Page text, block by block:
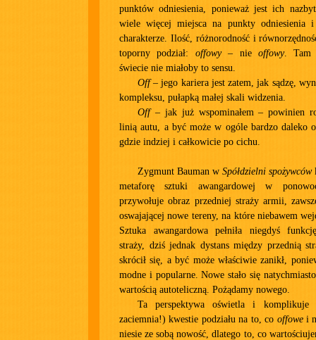
punktów odniesienia, ponieważ jest ich
wiele więcej miejsca na punkty odniesienia
charakterze. Ilość, różnorodność i
toporny podział: offowy– nie offowy. Tam
świecie nie miałoby to sensu.
Off– jego kariera jest zatem, jak sądzę,
kompleksu, pułapką małej skali widzenia.
Off– jak już wspominałem – powinien
linią autu, a być może w ogóle bardzo daleko
gdzie indziej i całkowicie po cichu.
Zygmunt Bauman w Spółdzielni spożywców
metaforę sztuki awangardowej w
przywołuje obraz przedniej straży armii,
oswajającej nowe tereny, na które niebawem
Sztuka awangardowa pełniła niegdyś
straży, dziś jednak dystans między przednią
skrócił się, a być może właściwie zanikł,
modne i popularne. Nowe stało się
wartością autoteliczną. Pożądamy nowego.
Ta perspektywa oświetla i
zaciemnia!) kwestie podziału na to, co offowei
niesie ze sobą nowość, dlatego to, co